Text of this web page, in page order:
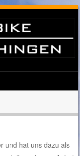
und hat uns dazu als